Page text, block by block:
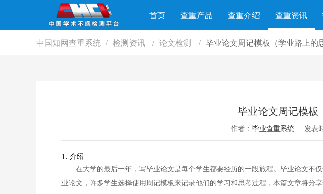
首页 查重产品 查重介绍 查重资讯
中国知网查重系统 / 检测资讯 / 论文检测 / 毕业论文周记模板（学业路上的
毕业论文周记模板
作者： 毕业查重系统 发表
1. 介绍
在大学的最后一年，写毕业论文是每个学生都要经历的一段旅程。毕业论文不
业论文，许多学生选择使用周记模板来记录他们的学习和思考过程，本篇文章将分